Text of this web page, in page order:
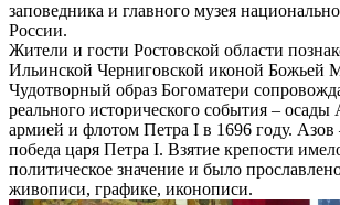
заповедника и главного музея
России.
Жители и гости Ростовской области
Ильинской Черниговской иконой Божьей
Чудотворный образ Богоматери
реального исторического события – осады
армией и флотом Петра I в 1696 году. Азов
победа царя Петра I. Взятие крепости
политическое значение и было
живописи, графике, иконописи.